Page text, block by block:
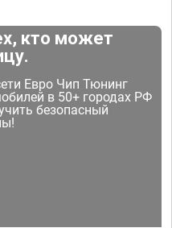
кто может
Евро Чип Тюнинг
в 50+ городах РФ
безопасный